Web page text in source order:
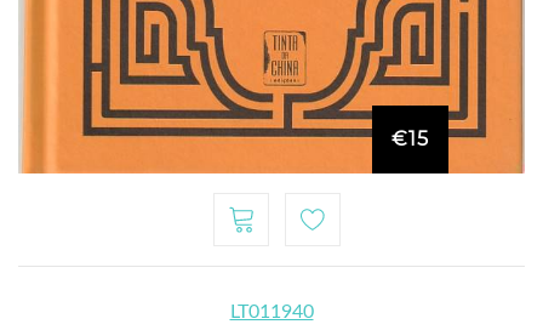
€15
LT011940